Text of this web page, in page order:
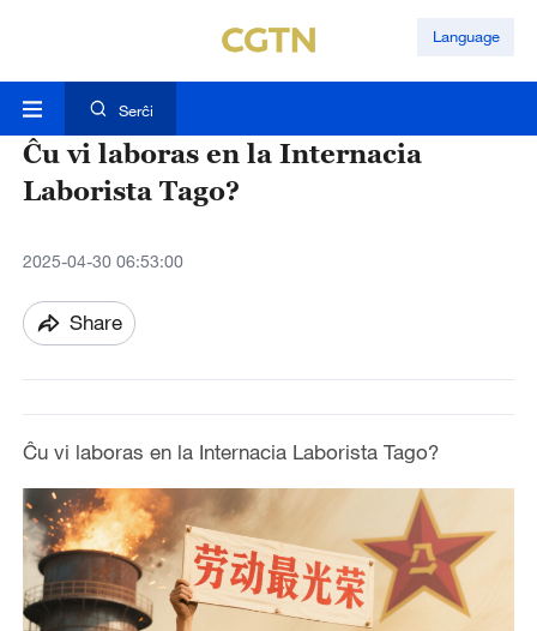
Language
Serĉi
Ĉu vi laboras en la Internacia
Laborista Tago?
2025-04-30 06:53:00
Share
Ĉu vi laboras en la Internacia Laborista Tago?